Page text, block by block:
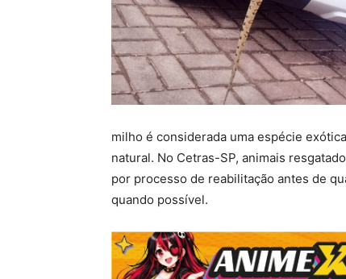
milho é considerada uma espécie
natural. No Cetras-SP, animais
por processo de reabilitação antes de
quando possível.